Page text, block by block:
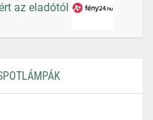
az eladótól